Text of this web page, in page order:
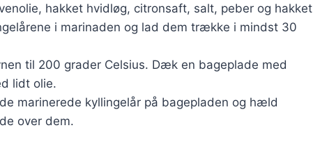
hakket hvidløg, citronsaft, salt, peber og hakket
i marinaden og lad dem trække i mindst 30
til 200 grader Celsius. Dæk en bageplade med
lidt olie.
marinerede kyllingelår på bagepladen og hæld
over dem.